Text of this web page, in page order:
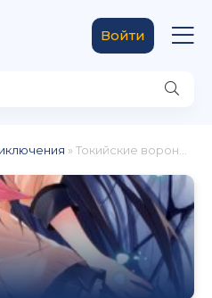
Войти
» Токийские вороны / Tokyo Ravens (2013)